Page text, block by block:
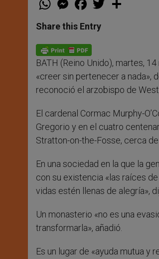
t
s
p
p
e
s
e
g
e
r
a
e
b
o
k
w
Share this Entry
BATH (Reino Unido), martes,
«creer sin pertenecer a nada»,
reconoció el arzobispo de
El cardenal Cormac Murphy-
Gregorio y en el cuatro
Stratton-on-the-Fosse, cerca
En una sociedad en la que la
con su existencia «las raíces
vidas estén llenas de alegría»,
Un monasterio «no es una
transformarla», añadió.
Es un lugar de «ayuda mutua y